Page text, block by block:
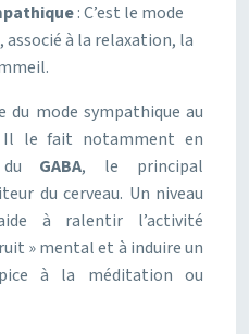
: C’est le mode
associé à la relaxation, la
du mode sympathique au
Il le fait notamment en
du GABA, le principal
du cerveau. Un niveau
à ralentir l’activité
» mental et à induire un
à la méditation ou